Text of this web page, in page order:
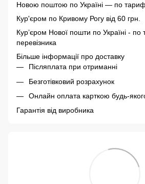
Новою поштою по Україні — по
Кур'єром по Кривому Рогу від 60 грн.
Курʼєром Нової пошти по Україні - по
перевізника
Більше інформації про доставку
Післяплата при отриманні
Безготівковий розрахунок
Онлайн оплата карткою будь-
Гарантія від виробника